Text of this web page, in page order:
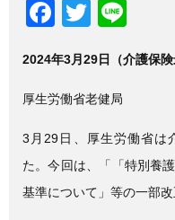
F
c
e
b
o
o
T
tt
er
e
2024年3月29日（介護保険
厚生労働省老健局
3月29日、厚生労働省は
た。今回は、「「特別養
基準について」等の一部改